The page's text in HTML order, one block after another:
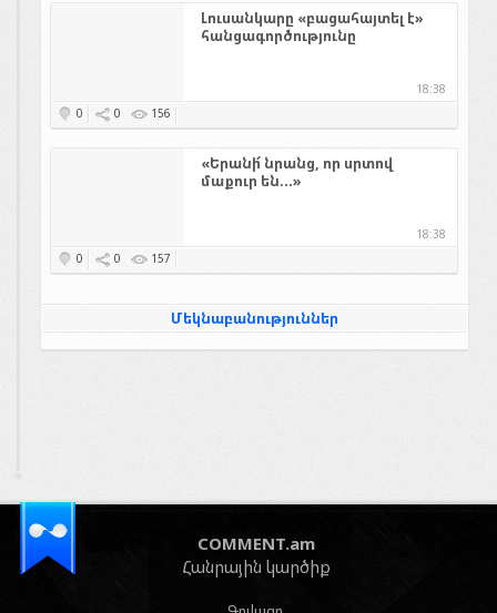
Լուսանկարը «բացահայտել է»
հանցագործությունը
18:38
0
0 156
«Երանի՜ նրանց, որ սրտով
մաքուր են...»
18:38
0
0 157
Մեկնաբանություններ
COMMENT.am
Հանրային կարծիք